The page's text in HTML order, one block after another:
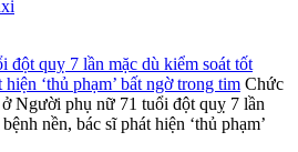
đột quỵ 7 lần mặc dù kiểm soát tốt
‘thủ phạm’ bất ngờ trong tim Chức
ở Người phụ nữ 71 tuổi đột quỵ 7 lần
nền, bác sĩ phát hiện ‘thủ phạm’